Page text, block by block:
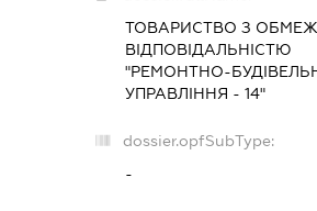
ТОВАРИСТВО З
ВІДПОВІДАЛЬНІСТЮ
"РЕМОНТНО-
УПРАВЛІННЯ - 14"
dossier.opfSubType:
-